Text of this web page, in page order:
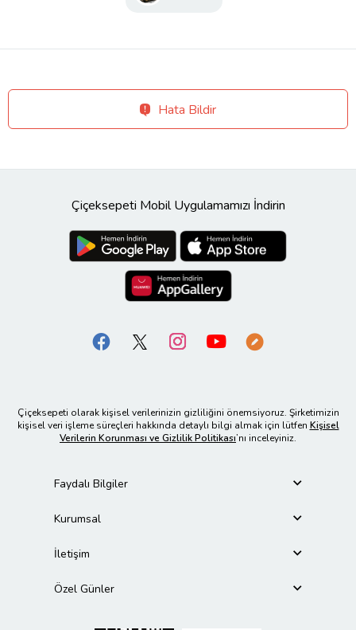
Hata Bildir
Çiçeksepeti Mobil Uygulamamızı İndirin
Çiçeksepeti olarak kişisel verilerinizin gizliliğini önemsiyoruz. Şirketimizin
kişisel veri işleme süreçleri hakkında detaylı bilgi almak için lütfen Kişisel
Verilerin Korunması ve Gizlilik Politikası’nı inceleyiniz.
Faydalı Bilgiler
Kurumsal
İletişim
Özel Günler